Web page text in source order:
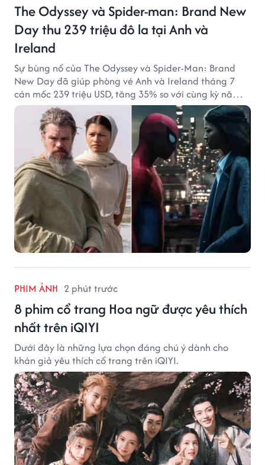
The Odyssey và Spider-man: Brand New
Day thu 239 triệu đô la tại Anh và
Ireland
Sự bùng nổ của The Odyssey và Spider-Man: Brand
New Day đã giúp phòng vé Anh và Ireland tháng 7
cán mốc 239 triệu USD, tăng 35% so với cùng kỳ năm
ngoái.
PHIM ẢNH 2 phút trước
8 phim cổ trang Hoa ngữ được yêu thích
nhất trên iQIYI
Dưới đây là những lựa chọn đáng chú ý dành cho
khán giả yêu thích cổ trang trên iQIYI.